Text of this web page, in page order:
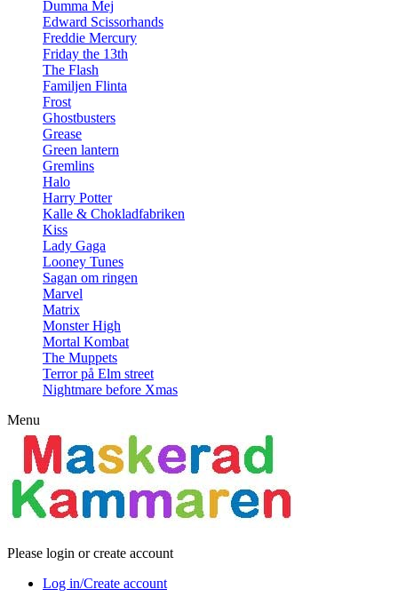
Dumma Mej
Edward Scissorhands
Freddie Mercury
Friday the 13th
The Flash
Familjen Flinta
Frost
Ghostbusters
Grease
Green lantern
Gremlins
Halo
Harry Potter
Kalle & Chokladfabriken
Kiss
Lady Gaga
Looney Tunes
Sagan om ringen
Marvel
Matrix
Monster High
Mortal Kombat
The Muppets
Terror på Elm street
Nightmare before Xmas
Menu
Please login or create account
Log in/Create account